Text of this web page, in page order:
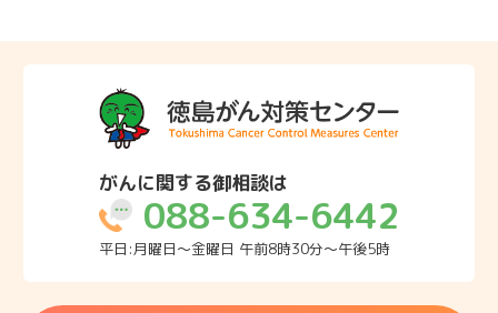
がんに関する御相談は
088-634-6442
平日:月曜日～金曜日 午前8時30分～午後5時